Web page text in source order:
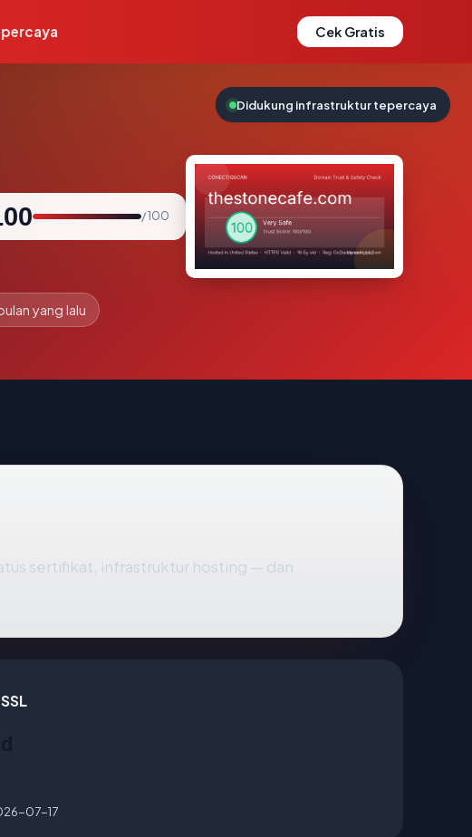
Cek Gratis
/ 100
yang lalu
sertifikat, infrastruktur hosting — dan
07-17
Didukung infrastruktur tepercaya